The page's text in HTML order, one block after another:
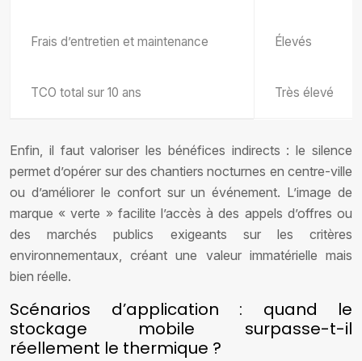
Frais d’entretien et maintenance Élevés
TCO total sur 10 ans Très élevé
Enfin, il faut valoriser les bénéfices indirects : le silence
permet d’opérer sur des chantiers nocturnes en centre-ville
ou d’améliorer le confort sur un événement. L’image de
marque « verte » facilite l’accès à des appels d’offres ou
des marchés publics exigeants sur les critères
environnementaux, créant une valeur immatérielle mais
bien réelle.
Scénarios d’application : quand le
stockage mobile surpasse-t-il
réellement le thermique ?